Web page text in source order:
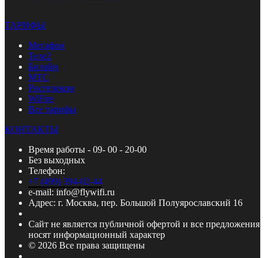
ТАРИФЫ
Мегафон
Теле2
Билайн
МТС
Ростелеком
WiFire
Все тарифы
КОНТАКТЫ
Время работы - 09- 00 - 20-00
Без выходных
Телефон:
+7 (499) 394-02-44
e-mail: info@flywifi.ru
Адрес: г. Москва, пер. Большой Полуярославский 16
Сайт не является публичной офертой и все предложения
носят информационный характер
© 2026 Все права защищены